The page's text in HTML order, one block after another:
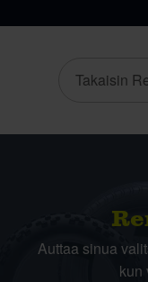
Takaisin
Auttaa sinua
kun